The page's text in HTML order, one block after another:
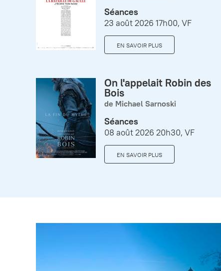
Séances
23 août 2026 17h00, VF
EN SAVOIR PLUS
On l'appelait Robin des
Bois
de Michael Sarnoski
Séances
08 août 2026 20h30, VF
EN SAVOIR PLUS